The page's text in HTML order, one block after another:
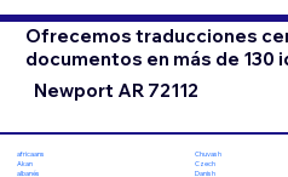
Ofrecemos traducciones
documentos en más de 130
Newport AR 72112
africaans
Akan
albanés
Chuvash
Czech
Danish